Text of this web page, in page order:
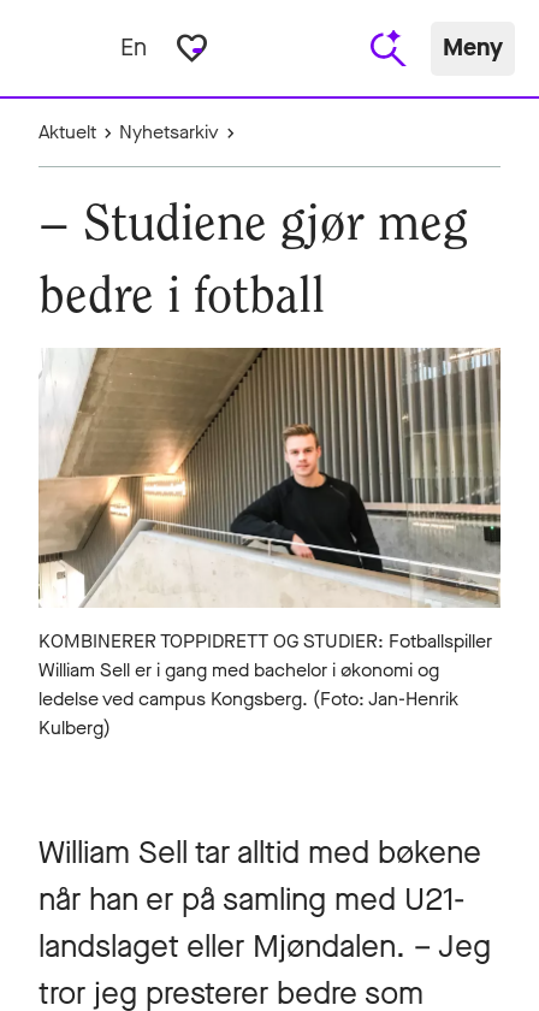
En favorite_border Meny
Aktuelt Nyhetsarkiv
– Studiene gjør meg
bedre i fotball
KOMBINERER TOPPIDRETT OG STUDIER: Fotballspiller
William Sell er i gang med bachelor i økonomi og
ledelse ved campus Kongsberg. (Foto: Jan-Henrik
Kulberg)
William Sell tar alltid med bøkene
når han er på samling med U21-
landslaget eller Mjøndalen. – Jeg
tror jeg presterer bedre som